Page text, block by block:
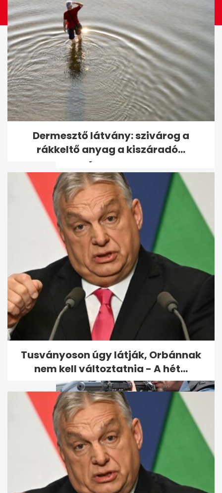
Az extrém hideg miatt már
figyelmeztetést adott ki az
OMSZ: jön a...
Brutális gyilkosság áldozata
lett egy nő Martfűn – ezt a...
A legkeményebb bérgyilkosról
szóló film szegez este a
képernyő...
Dermesztő látvány: szivárog a
rákkeltő anyag a kiszáradó...
Tusványoson úgy látják, Orbánnak
nem kell változtatnia - A hét...